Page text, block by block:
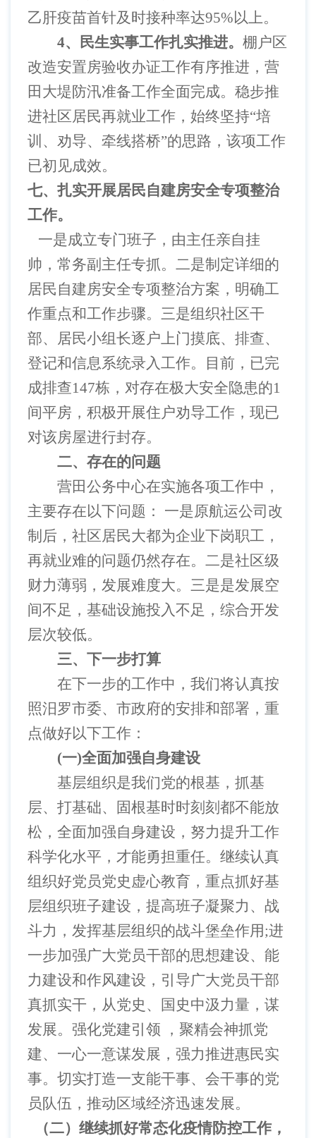
乙肝疫苗首针及时接种率达95%以上。
4、民生实事工作扎实推进。 棚户区
改造安置房验收办证工作有序推进，营
田大堤防汛准备工作全面完成。稳步推
进社区居民再就业工作，始终坚持“培
训、劝导、牵线搭桥”的思路，该项工作
已初见成效。
七、扎实开展居民自建房安全专项整治
工作。
一是成立专门班子，由主任亲自挂
帅，常务副主任专抓。二是制定详细的
居民自建房安全专项整治方案，明确工
作重点和工作步骤。三是组织社区干
部、居民小组长逐户上门摸底、排查、
登记和信息系统录入工作。目前，已完
成排查147栋，对存在极大安全隐患的1
间平房，积极开展住户劝导工作，现已
对该房屋进行封存。
二、存在的问题
营田公务中心在实施各项工作中，
主要存在以下问题：
一是原航运公司改
制后，社区居民大都为企业下岗职工，
再就业难的问题仍然存在。二是社区级
财力薄弱，发展难度大。三是是发展空
间不足，基础设施投入不足，综合开发
层次较低。
三、下一步打算
在下一步的工作中，我们将认真按
照汨罗市委、市政府的安排和部署，重
点做好以下工作：
(一)全面加强自身建设
基层组织是我们党的根基，抓基
层、打基础、固根基时时刻刻都不能放
松，全面加强自身建设，努力提升工作
科学化水平，才能勇担重任。继续认真
组织好党员党史虚心教育，重点抓好基
层组织班子建设，提高班子凝聚力、战
斗力，发挥基层组织的战斗堡垒作用;进
一步加强广大党员干部的思想建设、能
力建设和作风建设，引导广大党员干部
真抓实干，从党史、国史中汲力量，谋
发展。强化党建引领 ，聚精会神抓党
建、一心一意谋发展，强力推进惠民实
事。切实打造一支能干事、会干事的党
员队伍，推动区域经济迅速发展。
（二）继续抓好常态化疫情防控工作，